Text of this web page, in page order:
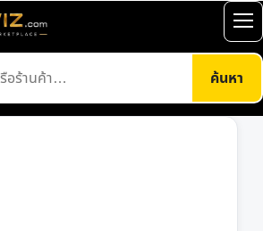
ค้นหา
เปิ
เม